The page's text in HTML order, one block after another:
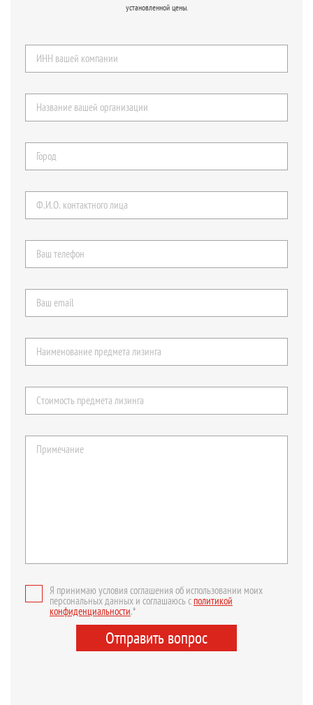
установленной цены.
Я принимаю условия соглашения об использовании моих
персональных данных и соглашаюсь сполитикой
конфиденциальности.*
Отправить вопрос